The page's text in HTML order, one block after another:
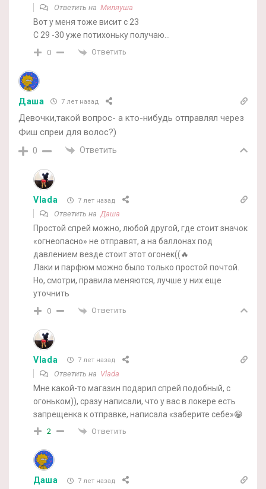
Ответить на Миляуша
Вот у меня тоже висит с 23
С 29 -30 уже потихоньку получаю…
0 Ответить
Даша 7 лет назад
Девочки,такой вопрос- а кто-нибудь отправлял через
Фиш спреи для волос?)
0 Ответить
Vlada 7 лет назад
Ответить наДаша
Простой спрей можно, любой другой, где стоит значок
«огнеопасно» не отправят, а на баллонах под
давлением везде стоит этот огонек((🔥
Лаки и парфюм можно было только простой почтой.
Но, смотри, правила меняются, лучше у них еще
уточнить
0 Ответить
Vlada 7 лет назад
Ответить на Vlada
Мне какой-то магазин подарил спрей подобный, с
огоньком)), сразу написали, что у вас в локере есть
запрещенка к отправке, написала «заберите себе»😁
2 Ответить
Даша 7 лет назад